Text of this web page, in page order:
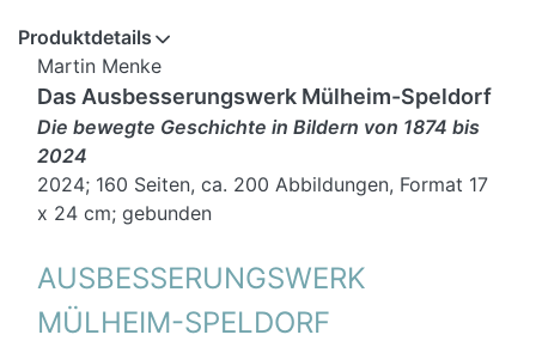
Produktdetails
Martin Menke
Das Ausbesserungswerk Mülheim-Speldorf
Die bewegte Geschichte in Bildern von 1874 bis
2024
2024; 160 Seiten, ca. 200 Abbildungen, Format 17
x 24 cm; gebunden
AUSBESSERUNGSWERK
MÜLHEIM-SPELDORF